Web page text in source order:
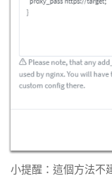
小提醒：這個方法不